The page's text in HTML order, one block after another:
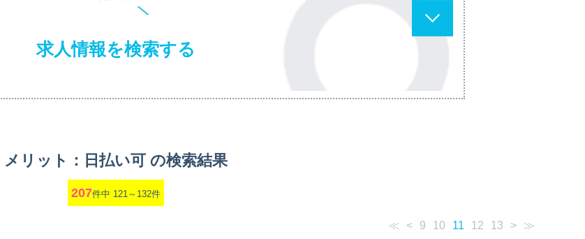
求人情報を検索する
メリット：日払い可 の検索結果
207件中 121～132件
≪ < 9 10 11 12 13 > ≫